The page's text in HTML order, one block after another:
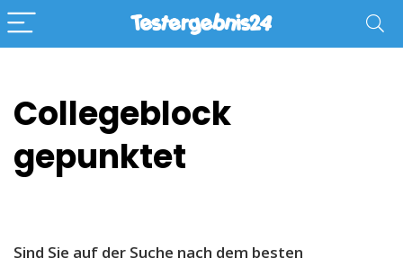
Collegeblock
gepunktet
Sind Sie auf der Suche nach dem besten